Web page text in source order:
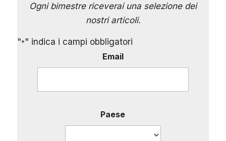
Ogni bimestre riceverai una selezione dei
nostri articoli.
"*" indica i campi obbligatori
Email
Paese